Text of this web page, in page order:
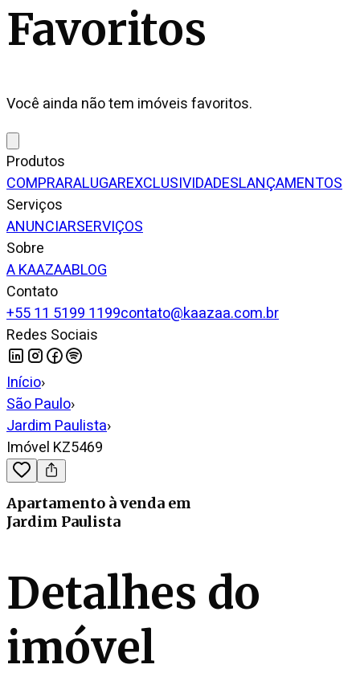
Favoritos
Você ainda não tem imóveis favoritos.
Produtos
COMPRARALUGAREXCLUSIVIDADESLANÇAMENTOS
Serviços
ANUNCIARSERVIÇOS
Sobre
A KAAZAABLOG
Contato
+55 11 5199 1199contato@kaazaa.com.br
Redes Sociais
Início›
São Paulo›
Jardim Paulista›
Imóvel KZ5469
Apartamento à venda em
Jardim Paulista
Detalhes do
imóvel